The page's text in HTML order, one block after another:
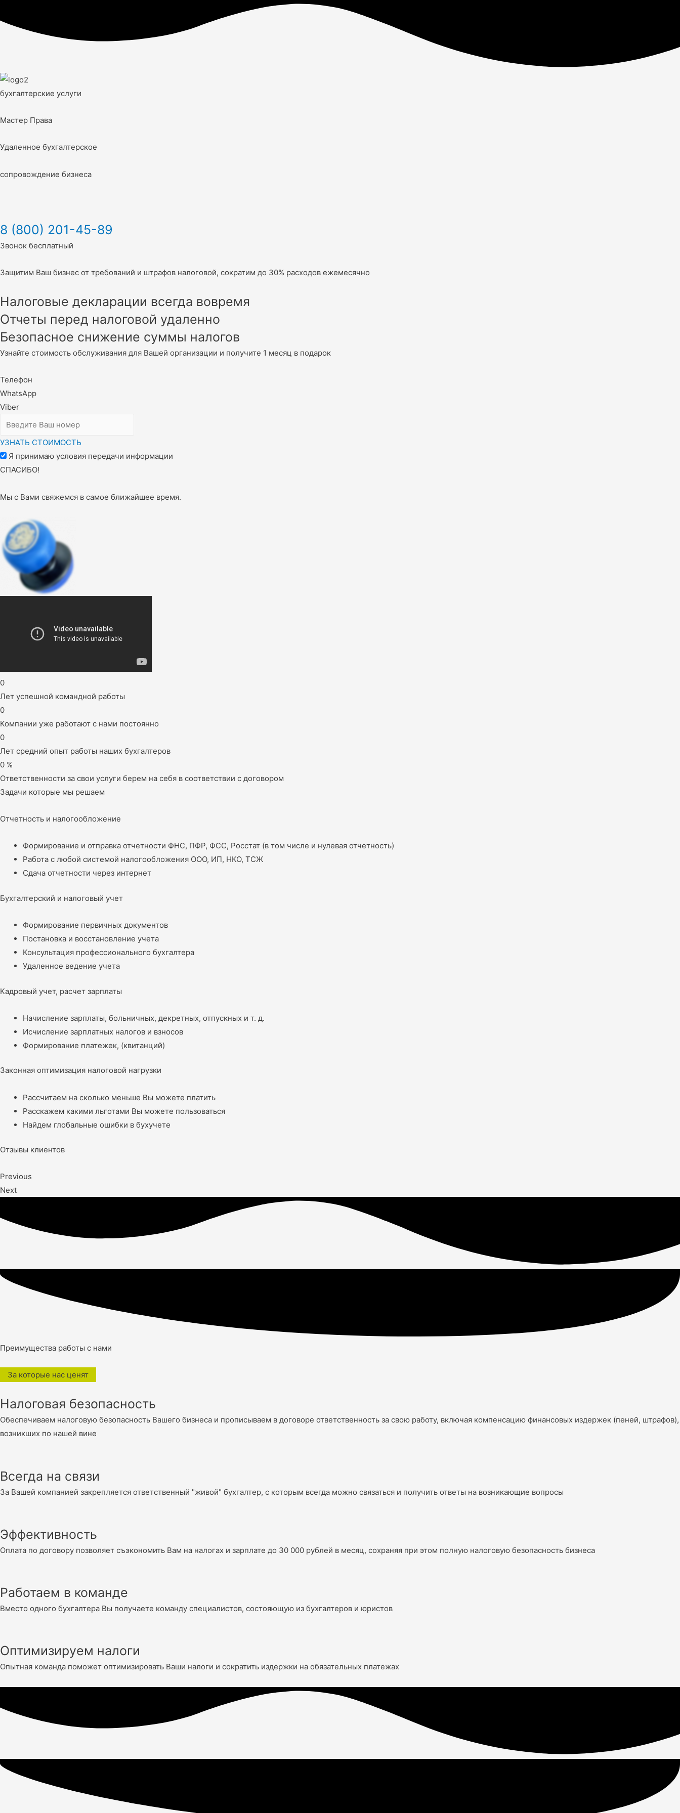
бухгалтерские услуги
Мастер Права
Удаленное бухгалтерское
сопровождение бизнеса
8 (800) 201-45-89
Звонок бесплатный
Защитим Ваш бизнес от требований и штрафов налоговой, сократим до 30% расходов ежемесячно
Налоговые декларации всегда вовремя
Отчеты перед налоговой удаленно
Безопасное снижение суммы налогов
Узнайте стоимость обслуживания для Вашей организации и получите 1 месяц в подарок
Телефон
WhatsApp
Viber
УЗНАТЬ СТОИМОСТЬ
Я принимаю условия передачи информации
СПАСИБО!
Мы с Вами свяжемся в самое ближайшее время.
0
Лет успешной командной работы
0
Компании уже работают с нами постоянно
0
Лет средний опыт работы наших бухгалтеров
0 %
Ответственности за свои услуги берем на себя в соответствии с договором
Задачи которые мы решаем
Отчетность и налогообложение
Формирование и отправка отчетности ФНС, ПФР, ФСС, Росстат (в том числе и нулевая отчетность)
Работа с любой системой налогообложения ООО, ИП, НКО, ТСЖ
Сдача отчетности через интернет
Бухгалтерский и налоговый учет
Формирование первичных документов
Постановка и восстановление учета
Консультация профессионального бухгалтера
Удаленное ведение учета
Кадровый учет, расчет зарплаты
Начисление зарплаты, больничных, декретных, отпускных и т. д.
Исчисление зарплатных налогов и взносов
Формирование платежек, (квитанций)
Законная оптимизация налоговой нагрузки
Рассчитаем на сколько меньше Вы можете платить
Расскажем какими льготами Вы можете пользоваться
Найдем глобальные ошибки в бухучете
Отзывы клиентов
Previous
Next
Преимущества работы с нами
За которые нас ценят
Налоговая безопасность
Обеспечиваем налоговую безопасность Вашего бизнеса и прописываем в договоре ответственность за свою работу, включая компенсацию финансовых издержек (пеней, штрафов),
возникших по нашей вине
Всегда на связи
За Вашей компанией закрепляется ответственный "живой" бухгалтер, с которым всегда можно связаться и получить ответы на возникающие вопросы
Эффективность
Оплата по договору позволяет съэкономить Вам на налогах и зарплате до 30 000 рублей в месяц, сохраняя при этом полную налоговую безопасность бизнеса
Работаем в команде
Вместо одного бухгалтера Вы получаете команду специалистов, состояющую из бухгалтеров и юристов
Оптимизируем налоги
Опытная команда поможет оптимизировать Ваши налоги и сократить издержки на обязательных платежах